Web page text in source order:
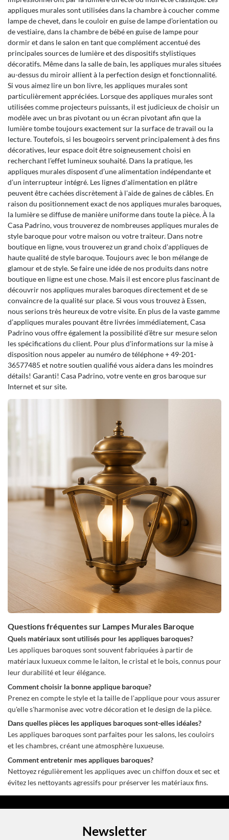
appliques murales sont utilisées dans la chambre à coucher comme
lampe de chevet, dans le couloir en guise de lampe d’orientation ou
de vestiaire, dans la chambre de bébé en guise de lampe pour
dormir et dans le salon en tant que complément accentué des
principales sources de lumière et des dispositifs stylistiques
décoratifs. Même dans la salle de bain, les appliques murales situées
au-dessus du miroir allient à la perfection design et fonctionnalité.
Si vous aimez lire un bon livre, les appliques murales sont
particulièrement appréciées. Lorsque des appliques murales sont
utilisées comme projecteurs puissants, il est judicieux de choisir un
modèle avec un bras pivotant ou un écran pivotant afin que la
lumière tombe toujours exactement sur la surface de travail ou la
lecture. Toutefois, si les bougeoirs servent principalement à des fins
décoratives, leur espace doit être soigneusement choisi en
recherchant l’effet lumineux souhaité. Dans la pratique, les
appliques murales disposent d’une alimentation indépendante et
d’un interrupteur intégré. Les lignes d'alimentation en plâtre
peuvent être cachées discrètement à l'aide de gaines de câbles. En
raison du positionnement exact de nos appliques murales baroques,
la lumière se diffuse de manière uniforme dans toute la pièce. À la
Casa Padrino, vous trouverez de nombreuses appliques murales de
style baroque pour votre maison ou votre traiteur. Dans notre
boutique en ligne, vous trouverez un grand choix d'appliques de
haute qualité de style baroque. Toujours avec le bon mélange de
glamour et de style. Se faire une idée de nos produits dans notre
boutique en ligne est une chose. Mais il est encore plus fascinant de
découvrir nos appliques murales baroques directement et de se
convaincre de la qualité sur place. Si vous vous trouvez à Essen,
nous serions très heureux de votre visite. En plus de la vaste gamme
d’appliques murales pouvant être livrées immédiatement, Casa
Padrino vous offre également la possibilité d’être sur mesure selon
les spécifications du client. Pour plus d'informations sur la mise à
disposition nous appeler au numéro de téléphone + 49-201-
36577485 et notre soutien qualifié vous aidera dans les moindres
détails! Garanti! Casa Padrino, votre vente en gros baroque sur
Internet et sur site.
Questions fréquentes sur Lampes Murales Baroque
Quels matériaux sont utilisés pour les appliques baroques?
Les appliques baroques sont souvent fabriquées à partir de
matériaux luxueux comme le laiton, le cristal et le bois, connus pour
leur durabilité et leur élégance.
Comment choisir la bonne applique baroque?
Prenez en compte le style et la taille de l'applique pour vous assurer
qu'elle s'harmonise avec votre décoration et le design de la pièce.
Dans quelles pièces les appliques baroques sont-elles idéales?
Les appliques baroques sont parfaites pour les salons, les couloirs
et les chambres, créant une atmosphère luxueuse.
Comment entretenir mes appliques baroques?
Nettoyez régulièrement les appliques avec un chiffon doux et sec et
évitez les nettoyants agressifs pour préserver les matériaux fins.
Newsletter